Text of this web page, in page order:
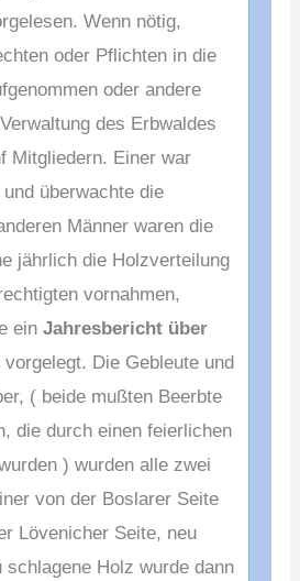
Wenn nötig,
oder Pflichten in die
oder andere
des Erbwaldes
Mitgliedern. Einer war
überwachte die
Männer waren die
jährlich die Holzverteilung
vornahmen,
einJahresbericht über
vorgelegt. Die Gebleute und
( beide mußten Beerbte
die durch einen feierlichen
) wurden alle zwei
von der Boslarer Seite
Lövenicher Seite, neu
schlagene Holz wurde dann